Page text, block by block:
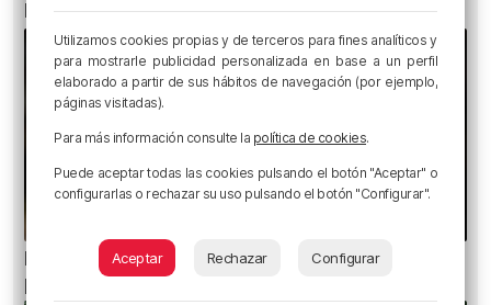
El bilbaíno que opta a un récord Guinness
Ni gafas de sol ni radiografías: los errores que
pueden dañar la retina durante el eclipse
Utilizamos cookies propias y de terceros para fines analíticos y
para mostrarle publicidad personalizada en base a un perfil
elaborado a partir de sus hábitos de navegación (por ejemplo,
páginas visitadas).
Para más información consulte la política de cookies.
Puede aceptar todas las cookies pulsando el botón "Aceptar" o
configurarlas o rechazar su uso pulsando el botón "Configurar".
Aceptar Rechazar Configurar